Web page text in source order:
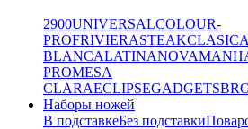
2900UNIVERSALCOLOUR-
PROFRIVIERASTEAKCLASICA
BLANCALATINANOVA
PROMESA
CLARAECLIPSEGADGETS
Наборы ножей
В подставкеБез подставки